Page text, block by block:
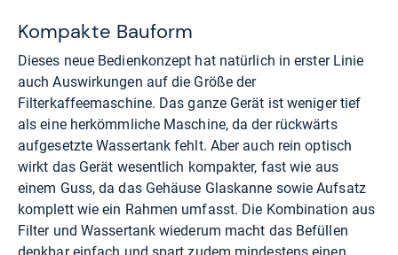
Kompakte Bauform
Dieses neue Bedienkonzept hat natürlich in erster Linie
auch Auswirkungen auf die Größe der
Filterkaffeemaschine. Das ganze Gerät ist weniger tief
als eine herkömmliche Maschine, da der rückwärts
aufgesetzte Wassertank fehlt. Aber auch rein optisch
wirkt das Gerät wesentlich kompakter, fast wie aus
einem Guss, da das Gehäuse Glaskanne sowie Aufsatz
komplett wie ein Rahmen umfasst. Die Kombination aus
Filter und Wassertank wiederum macht das Befüllen